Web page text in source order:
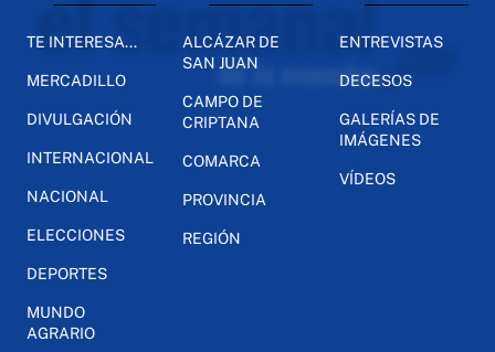
TE INTERESA...
MERCADILLO
DIVULGACIÓN
INTERNACIONAL
NACIONAL
ELECCIONES
DEPORTES
MUNDO
AGRARIO
ALCÁZAR DE
SAN JUAN
CAMPO DE
CRIPTANA
COMARCA
PROVINCIA
REGIÓN
ENTREVISTAS
DECESOS
GALERÍAS DE
IMÁGENES
VÍDEOS